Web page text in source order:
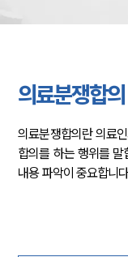
의료분쟁합의
의료분쟁합의란 의료
합의를 하는 행위를 말
내용 파악이 중요합니